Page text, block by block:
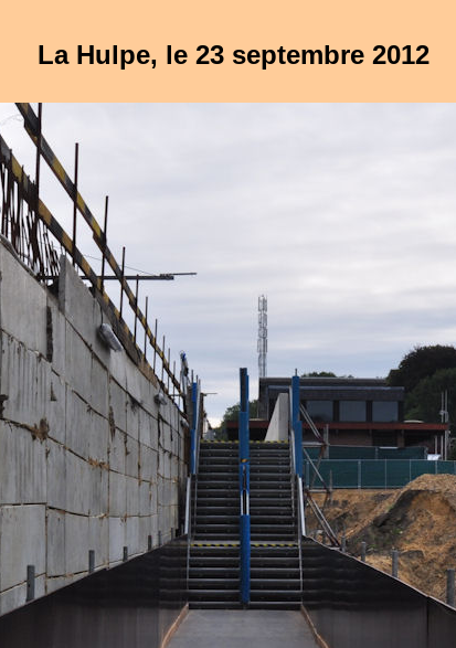
La Hulpe, le 23 septembre 2012